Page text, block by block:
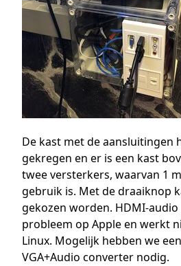
De kast met de aansluitingen
gekregen en er is een kast
twee versterkers, waarvan 1
gebruik is. Met de draaiknop
gekozen worden. HDMI-
probleem op Apple en werkt
Linux. Mogelijk hebben we
VGA+Audio converter nodig.